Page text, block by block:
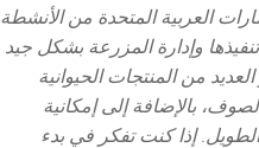
العربية المتحدة من الأنشطة
تنفيذها وإدارة المزرعة بشكل جيد
من المنتجات الحيوانية
بالإضافة إلى إمكانية
إذا كنت تفكر في بدء